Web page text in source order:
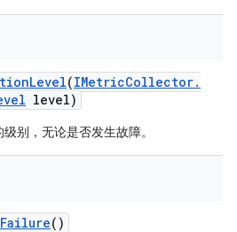
Level(IMetricCollector.
level)
别，无论是否发生故障。
Failure()